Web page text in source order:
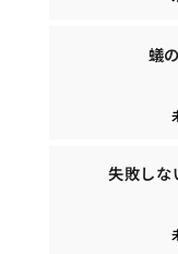
蟻
失敗しな